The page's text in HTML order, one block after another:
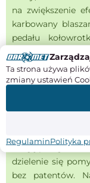
na zwiększenie
karbowany
pedału
podstawą do
obróbki
preferowanym
Babbitt nie
swoją
dzielenie się
bez patentów.
Ta strona używa
zmiany ustawień
RegulaminPolityka